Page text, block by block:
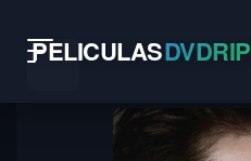
PELICULASDVDRIP